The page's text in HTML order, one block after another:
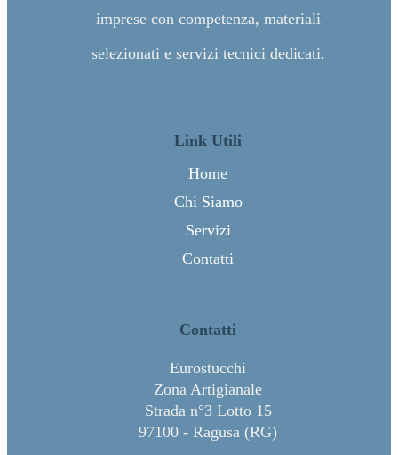
imprese con competenza, materiali
selezionati e servizi tecnici dedicati.
Link Utili
Home
Chi Siamo
Servizi
Contatti
Contatti
Eurostucchi
Zona Artigianale
Strada n°3 Lotto 15
97100 - Ragusa (RG)